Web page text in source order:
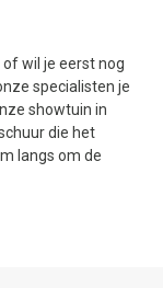
wil je eerst nog
specialisten je
showtuin in
die het
langs om de